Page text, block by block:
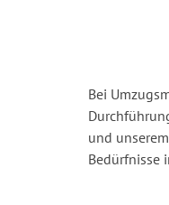
Bei
und
Bedürfnisse